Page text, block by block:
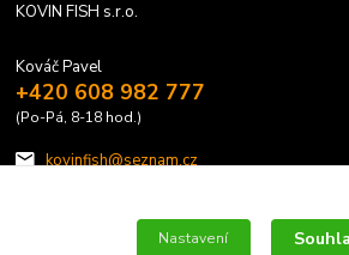
KOVIN FISH s.r.o.
Kováč Pavel
+420 608 982 777
(Po-Pá, 8-18 hod.)
kovinfish@seznam.cz
Nastavení